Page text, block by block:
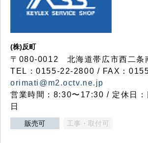
(株)反町
〒080-0012 北海道帯広市西二条
TEL：0155-22-2800 / FAX：
orimati@m2.octv.ne.jp
営業時間：8:30〜17:30 / 定休日：
日
販売可 工事・取付可